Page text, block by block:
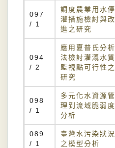
097
/ 1
調度農業用水停
灌措施檢討與改
進之研究
094
/ 2
應用夏普氏分析
法檢討灌溉水質
監視點可行性之
研究
098
/ 1
多元化水資源管
理到流域脆弱度
分析
089
/ 1
臺灣水污染狀況
之模型分析